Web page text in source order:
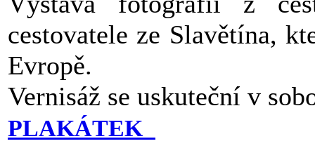
cestovatele ze Slavětína,
Evropě.
Vernisáž se uskuteční v
PLAKÁTEK